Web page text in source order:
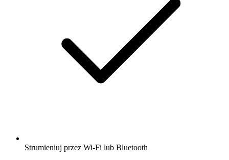
Strumieniuj przez Wi-Fi lub Bluetooth